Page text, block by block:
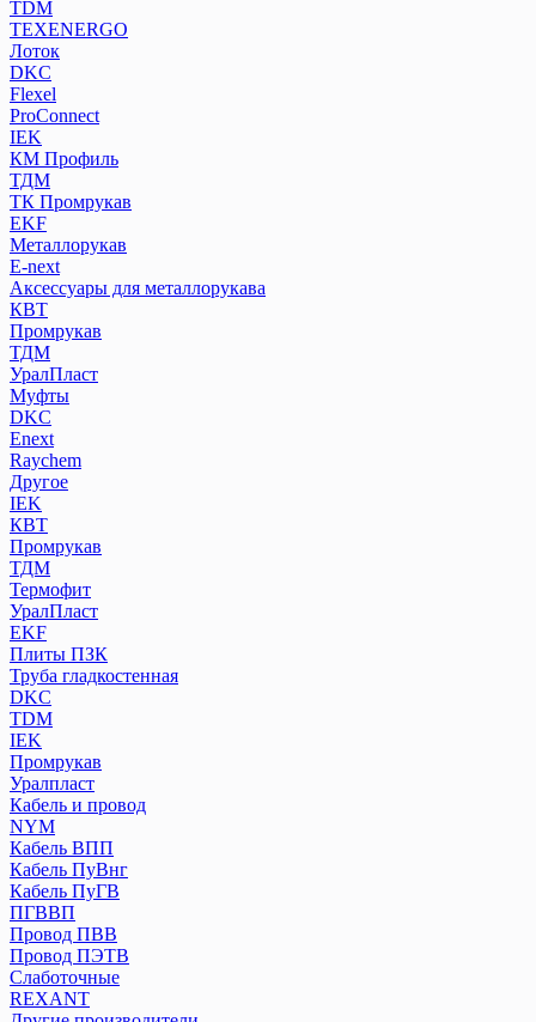
ТDM
TEXENERGO
Лоток
DKC
Flexel
ProConnect
IEK
КМ Профиль
ТДМ
ТК Промрукав
EKF
Металлорукав
E-next
Аксессуары для металлорукава
КВТ
Промрукав
ТДМ
УралПласт
Муфты
DKC
Enext
Raychem
Другое
IEK
КВТ
Промрукав
ТДМ
Термофит
УралПласт
EKF
Плиты ПЗК
Труба гладкостенная
DKC
TDM
IEK
Промрукав
Уралпласт
Кабель и провод
NYM
Кабель ВПП
Кабель ПуВнг
Кабель ПуГВ
ПГВВП
Провод ПВВ
Провод ПЭТВ
Слаботочные
REXANT